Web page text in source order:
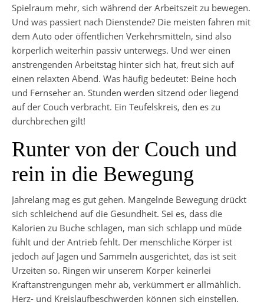
Spielraum mehr, sich während der Arbeitszeit zu bewegen.
Und was passiert nach Dienstende? Die meisten fahren mit
dem Auto oder öffentlichen Verkehrsmitteln, sind also
körperlich weiterhin passiv unterwegs. Und wer einen
anstrengenden Arbeitstag hinter sich hat, freut sich auf
einen relaxten Abend. Was häufig bedeutet: Beine hoch
und Fernseher an. Stunden werden sitzend oder liegend
auf der Couch verbracht. Ein Teufelskreis, den es zu
durchbrechen gilt!
Runter von der Couch und
rein in die Bewegung
Jahrelang mag es gut gehen. Mangelnde Bewegung drückt
sich schleichend auf die Gesundheit. Sei es, dass die
Kalorien zu Buche schlagen, man sich schlapp und müde
fühlt und der Antrieb fehlt. Der menschliche Körper ist
jedoch auf Jagen und Sammeln ausgerichtet, das ist seit
Urzeiten so. Ringen wir unserem Körper keinerlei
Kraftanstrengungen mehr ab, verkümmert er allmählich.
Herz- und Kreislaufbeschwerden können sich einstellen.